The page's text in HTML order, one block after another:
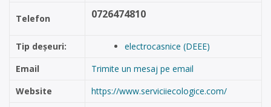
Telefon 0726474810
Tip deșeuri:
electrocasnice (DEEE)
Email
Trimite un mesaj pe email
Website
https://www.serviciiecologice.com/